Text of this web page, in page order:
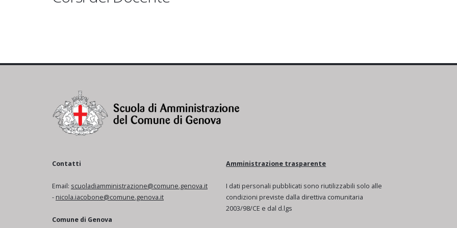
Contatti
Email: scuoladiamministrazione@comune.genova.it
- nicola.iacobone@comune.genova.it
Comune di Genova
Amministrazione trasparente
I dati personali pubblicati sono riutilizzabili solo alle
condizioni previste dalla direttiva comunitaria
2003/98/CE e dal d.lgs